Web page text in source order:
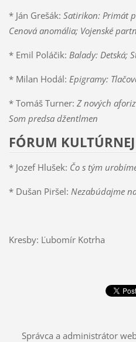
* Ján Grešák: Satirikon: Primát
Cenová anomália; Vojenské
* Emil Poláčik: Balady: Detská;
* Milan Hodál: Epigramy:
* Tomáš Turner: Z nových
Som predsa džentlmen
FÓRUM
* Jozef Hlušek: Čo s tým
* Dušan Piršel: Nezabúdajme
Kresby: Ľubomír Kotrha
Správca a administrátor